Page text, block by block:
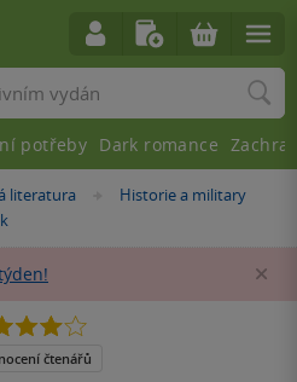
literatura »Historie a military
čtenářů
potřeby Dark romance